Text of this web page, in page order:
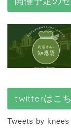
twitterはこ
Tweets by